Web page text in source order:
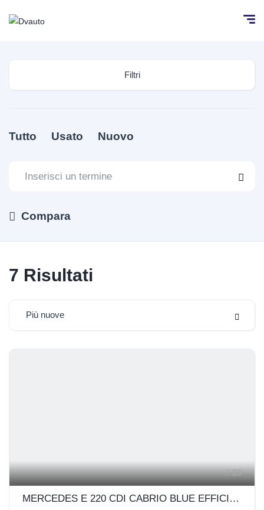
Filtri
Tutto Usato Nuovo
Compara
7 Risultati
Più nuove
25
MERCEDES E 220 CDI CABRIO BLUE EFFICIENCY 170CV